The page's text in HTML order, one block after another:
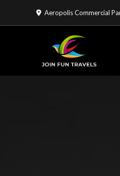
Aeropolis Commercial